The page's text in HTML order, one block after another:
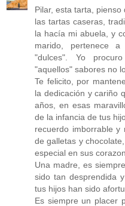
Pilar, esta tarta,
las tartas caseras,
la hacía mi abuela, y
marido, pertenece
"dulces". Yo
"aquellos" sabores no
Te felicito, por
la dedicación y cariño
años, en esas
de la infancia de tus
recuerdo imborrable
de galletas y
especial en sus
Una madre, es
sido tan desprendida
tus hijos han sido
Es siempre un placer